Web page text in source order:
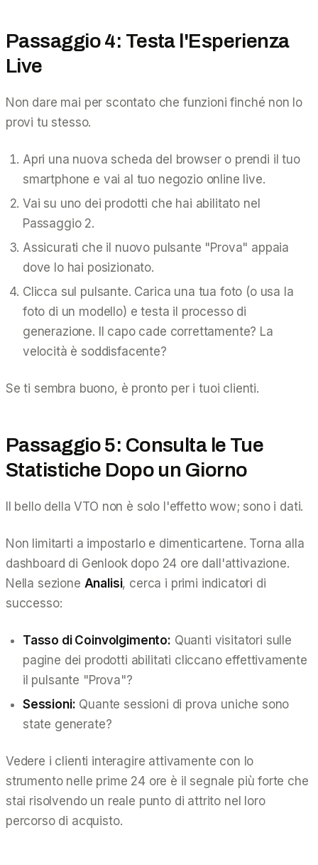
Passaggio 4: Testa l'Esperienza
Live
Non dare mai per scontato che funzioni finché non lo
provi tu stesso.
Apri una nuova scheda del browser o prendi il tuo
smartphone e vai al tuo negozio online live.
Vai su uno dei prodotti che hai abilitato nel
Passaggio 2.
Assicurati che il nuovo pulsante "Prova" appaia
dove lo hai posizionato.
Clicca sul pulsante. Carica una tua foto (o usa la
foto di un modello) e testa il processo di
generazione. Il capo cade correttamente? La
velocità è soddisfacente?
Se ti sembra buono, è pronto per i tuoi clienti.
Passaggio 5: Consulta le Tue
Statistiche Dopo un Giorno
Il bello della VTO non è solo l'effetto wow; sono i dati.
Non limitarti a impostarlo e dimenticartene. Torna alla
dashboard di Genlook dopo 24 ore dall'attivazione.
Nella sezione Analisi, cerca i primi indicatori di
successo:
Tasso di Coinvolgimento: Quanti visitatori sulle
pagine dei prodotti abilitati cliccano effettivamente
il pulsante "Prova"?
Sessioni: Quante sessioni di prova uniche sono
state generate?
Vedere i clienti interagire attivamente con lo
strumento nelle prime 24 ore è il segnale più forte che
stai risolvendo un reale punto di attrito nel loro
percorso di acquisto.